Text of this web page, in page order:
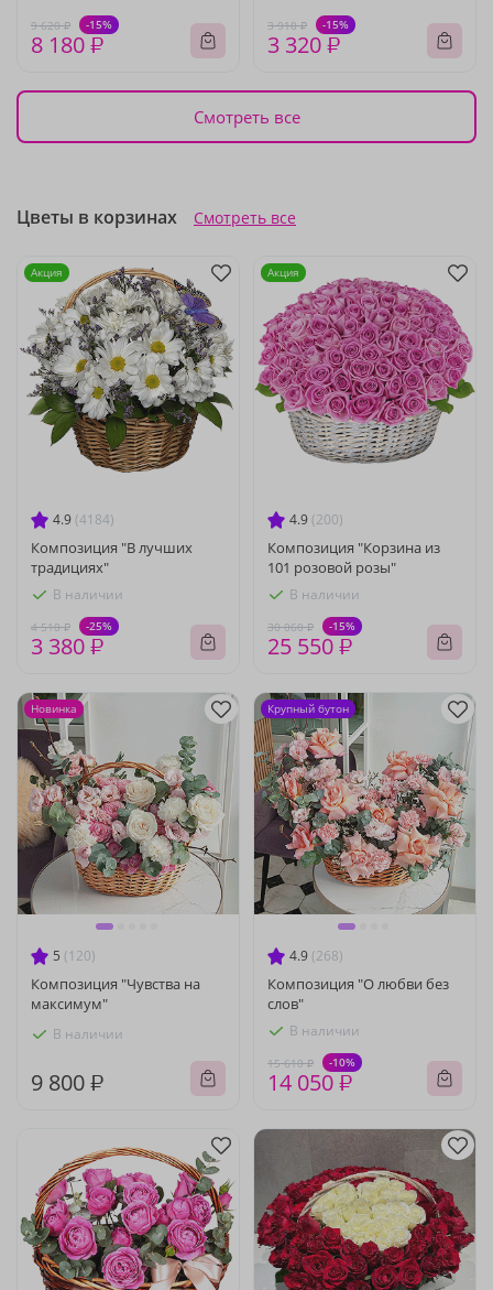
9 620 ₽ -15%
8 180 ₽
3 910 ₽ -15%
3 320 ₽
Смотреть все
Цветы в корзинах Смотреть все
4.9 (4184)
Композиция "В лучших
традициях"
В наличии
4 510 ₽ -25%
3 380 ₽
Акция
4.9 (200)
Композиция "Корзина из
101 розовой розы"
В наличии
30 060 ₽ -15%
25 550 ₽
Акция
5 (120)
Композиция "Чувства на
максимум"
В наличии
9 800 ₽
Новинка
4.9 (268)
Композиция "О любви без
слов"
В наличии
15 610 ₽ -10%
14 050 ₽
Крупный бутон